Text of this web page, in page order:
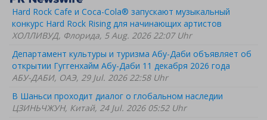
Hard Rock Cafe и Coca-Cola® запускают музыкальный
конкурс Hard Rock Rising для начинающих артистов
ХОЛЛИВУД, Флорида, 5 Aug. 2026 22:07 Uhr
Департамент культуры и туризма Абу-Даби объявляет об
открытии Гуггенхайм Абу-Даби 11 декабря 2026 года
АБУ-ДАБИ, ОАЭ, 29 Jul. 2026 22:58 Uhr
В Шаньси проходит диалог о глобальном наследии
ЦЗИНЬЧЖУН, Китай, 24 Jul. 2026 05:52 Uhr